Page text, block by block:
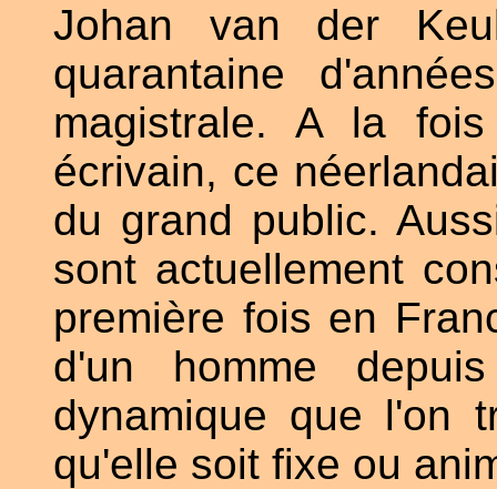
Johan van der
quarantaine
magistrale. A la
écrivain, ce
du grand public.
sont actuellement
première fois en
d'un homme
dynamique que l'on
qu'elle soit fixe ou